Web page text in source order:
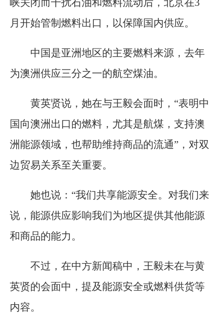
月开始管制燃料出口，以保障国内供应。
中国是亚洲地区的主要燃料来源，去年
为澳洲供应三分之一的航空煤油。
黄英贤说，她在与王毅会面时，“表明中
国向澳洲出口的燃料，尤其是航煤，支持澳
洲能源领域，也帮助维持商品的流通”，对双
边贸易关系至关重要。
她也说：“我们共享能源安全。对我们来
说，能源供应影响我们为地区提供其他能源
和商品的能力。
不过，在中方新闻稿中，王毅未在与黄
英贤的会面中，提及能源安全或燃料供货等
内容。